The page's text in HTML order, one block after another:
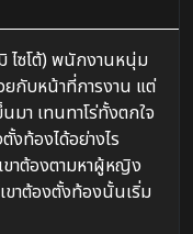
ไซโต้) พนักงานหนุ่ม
ยกับหน้าที่การงาน แต่
า เทนทาโร่ทั้งตกใจ
ตั้งท้องได้อย่างไร
ขาต้องตามหาผู้หญิง
ขาต้องตั้งท้องนั้นเริ่ม